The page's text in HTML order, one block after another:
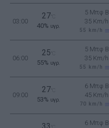
03:00
27
40% υγρ.
5 Μπφ B
35 Km/h
55 km/h
06:00
25
55% υγρ.
5 Μπφ B
35 Km/h
55 km/h
09:00
27
53% υγρ.
6 Μπφ B
45 Km/h
70 km/h
6 Μπφ B